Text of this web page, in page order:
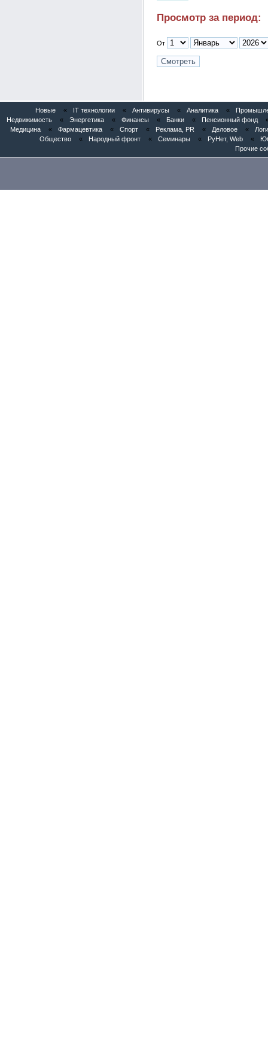
Просмотр за период:
От
Новые « IT технологии « Антивирусы « Аналитика «
Недвижимость
« Энергетика « Финансы « Банки « Пенсионный фонд
Медицина
« Фармацевтика « Спорт « Реклама, PR « Деловое «
Общество
« Народный фронт « Семинары « РуНет, Web «
Прочие